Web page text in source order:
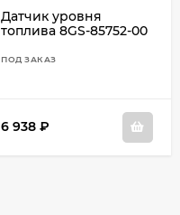
Датчик уровня
топлива 8GS-85752-00
ПОД ЗАКАЗ
6 938 ₽